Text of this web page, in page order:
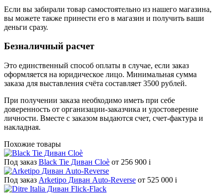
Если вы забирали товар самостоятельно из нашего магазина,
вы можете также принести его в магазин и получить ваши
деньги сразу.
Безналичный расчет
Это единственный способ оплаты в случае, если заказ
оформляется на юридическое лицо. Минимальная сумма
заказа для выставления счёта составляет 3500 рублей.
При получении заказа необходимо иметь при себе
доверенность от организации-заказчика и удостоверение
личности. Вместе с заказом выдаются счет, счет-фактура и
накладная.
Похожие товары
Под заказ Black Tie Диван Cloè от 256 900 i
Под заказ Arketipo Диван Auto-Reverse от 525 000 i